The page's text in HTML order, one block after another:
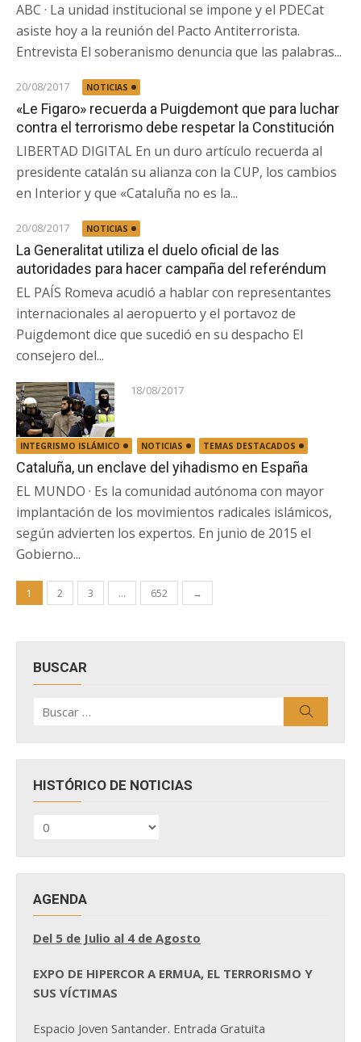
ABC · La unidad institucional se impone y el PDECat
asiste hoy a la reunión del Pacto Antiterrorista.
Entrevista El soberanismo denuncia que las palabras...
20/08/2017 NOTICIAS
«Le Figaro» recuerda a Puigdemont que para luchar
contra el terrorismo debe respetar la Constitución
LIBERTAD DIGITAL En un duro artículo recuerda al
presidente catalán su alianza con la CUP, los cambios
en Interior y que «Cataluña no es la...
20/08/2017 NOTICIAS
La Generalitat utiliza el duelo oficial de las
autoridades para hacer campaña del referéndum
EL PAÍS Romeva acudió a hablar con representantes
internacionales al aeropuerto y el portavoz de
Puigdemont dice que sucedió en su despacho El
consejero del...
18/08/2017
INTEGRISMO ISLÁMICO NOTICIAS TEMAS DESTACADOS
Cataluña, un enclave del yihadismo en España
EL MUNDO · Es la comunidad autónoma con mayor
implantación de los movimientos radicales islámicos,
según advierten los expertos. En junio de 2015 el
Gobierno...
Paginación
de
1 2 3 … 652 →
BUSCAR
por:
HISTÓRICO DE NOTICIAS
HISTÓRICO
DE
AGENDA
Del 5 de Julio al 4 de Agosto
EXPO DE HIPERCOR A ERMUA, EL TERRORISMO Y
SUS VÍCTIMAS
Espacio Joven Santander. Entrada Gratuita